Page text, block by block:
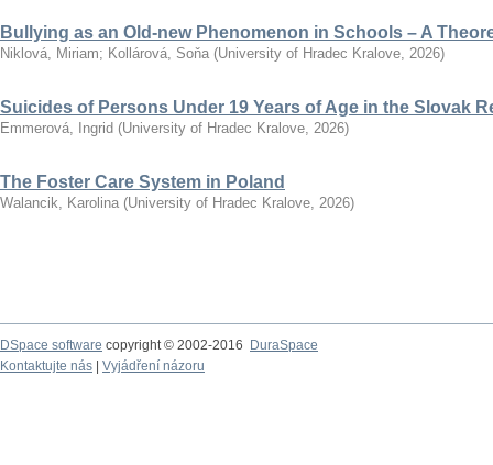
Bullying as an Old-new Phenomenon in Schools – A
Niklová, Miriam; Kollárová, Soňa (University of Hradec Kralove, 2026)
Suicides of Persons Under 19 Years of Age in the Slovak
Emmerová, Ingrid (University of Hradec Kralove, 2026)
The Foster Care System in Poland
Walancik, Karolina (University of Hradec Kralove, 2026)
DSpace software copyright © 2002-2016
DuraSpace
Kontaktujte nás
Vyjádření názoru